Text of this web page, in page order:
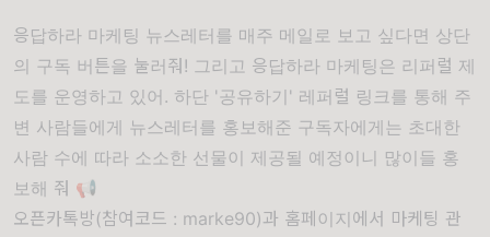
응답하라 마케팅 뉴스레터를 매주 메일로 보고 싶다면 상단
의 구독 버튼을 눌러줘! 그리고 응답하라 마케팅은 리퍼럴 제
도를 운영하고 있어. 하단 '공유하기' 레퍼럴 링크를 통해 주
변 사람들에게 뉴스레터를 홍보해준 구독자에게는 초대한
사람 수에 따라 소소한 선물이 제공될 예정이니 많이들 홍
보해 줘 📢
오픈카톡방(참여코드 : marke90)과 홈페이지에서 마케팅 관